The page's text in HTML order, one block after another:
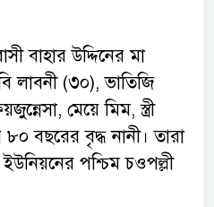
বাহার উদ্দিনের মা
লাবনী (৩০), ভাতিজি
মেয়ে মিম, স্ত্রী
বছরের বৃদ্ধ নানী। তারা
পশ্চিম চওপল্লী